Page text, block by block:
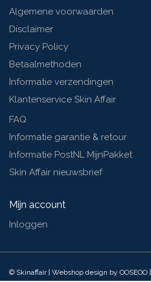
Algemene voorwaarden
Disclaimer
Privacy Policy
Betaalmethoden
Informatie verzendingen
Klantenservice Skin Affair
FAQ
Informatie garantie & retour
Informatie PostNL MijnPakket
Skin Affair nieuwsbrief
Mijn account
Inloggen
© Skinaffair | Webshop design by OOSEOO